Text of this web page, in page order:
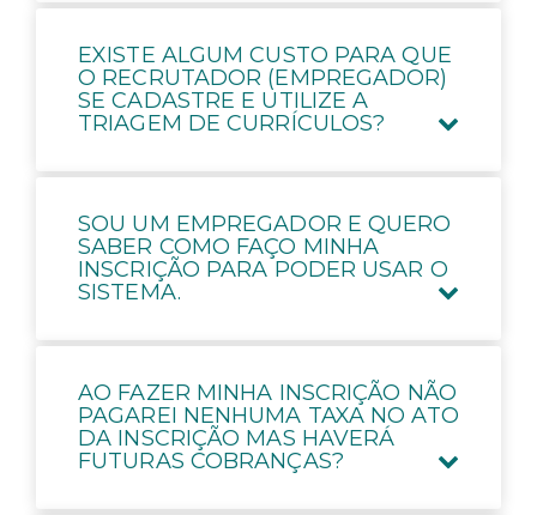
EXISTE ALGUM CUSTO PARA QUE
O RECRUTADOR (EMPREGADOR)
SE CADASTRE E UTILIZE A
TRIAGEM DE CURRÍCULOS?
SOU UM EMPREGADOR E QUERO
SABER COMO FAÇO MINHA
INSCRIÇÃO PARA PODER USAR O
SISTEMA.
AO FAZER MINHA INSCRIÇÃO NÃO
PAGAREI NENHUMA TAXA NO ATO
DA INSCRIÇÃO MAS HAVERÁ
FUTURAS COBRANÇAS?